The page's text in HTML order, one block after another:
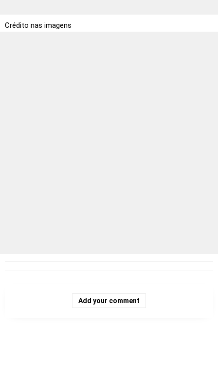
Crédito nas imagens
Add your comment